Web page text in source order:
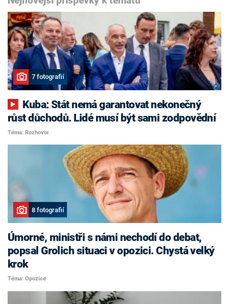
7 fotografií
růst důchodů. Lidé musí být sami zodpovědní
Téma: Rozhovor
8 fotografií
Úmorné, ministři s námi nechodí do debat,
popsal Grolich situaci v opozici. Chystá velký
krok
Téma: Opozice